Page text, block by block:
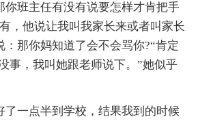
你班主任有没有说要怎样才肯把手
，他说让我叫我家长来或者叫家长
那你妈知道了会不会骂你?“肯定
事，我叫她跟老师说下。”她似乎
了一点半到学校，结果我到的时候